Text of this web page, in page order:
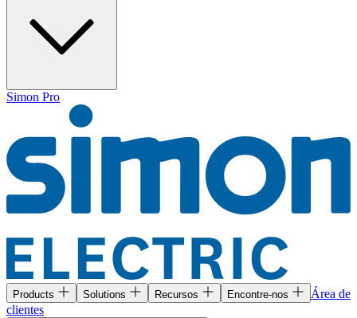
Simon Pro
Products Solutions Recursos Encontre-nos
Área de
clientes